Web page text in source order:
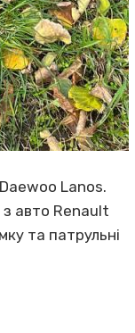
Lanos.
з авто Renault
та патрульні